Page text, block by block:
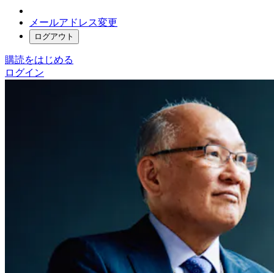
メールアドレス変更
ログアウト
購読をはじめる
ログイン